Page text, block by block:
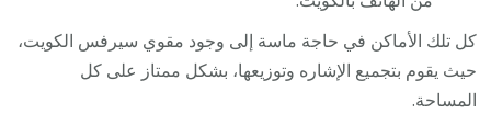
كل تلك الأماكن في حاجة ماسة إلى وجود مقوي سيرفس الكويت،
حيث يقوم بتجميع الإشاره وتوزيعها، بشكل ممتاز على كل
المساحة.